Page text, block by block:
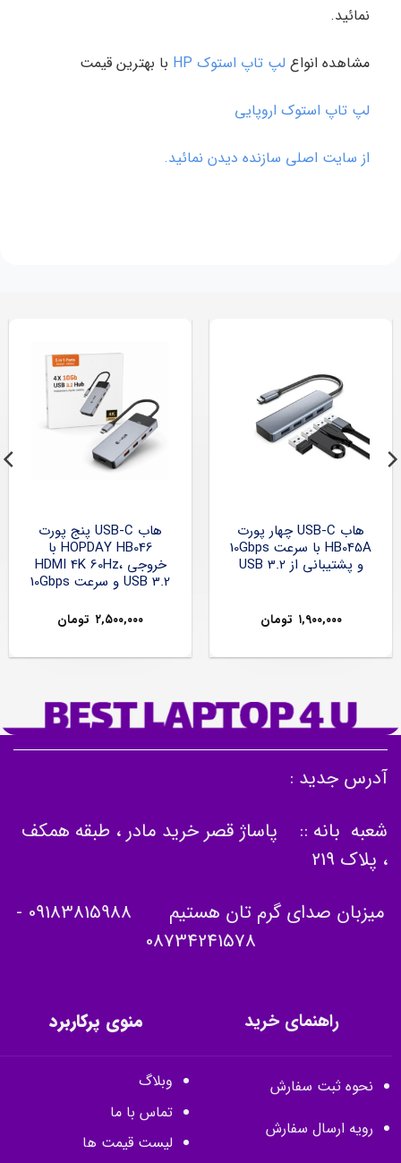
نمائید.
مشاهده انواع لپ تاپ استوک HP با بهترین قیمت
لپ تاپ استوک اروپایی
از سایت اصلی سازنده دیدن نمائید.
هاب USB-C چهار پورت
HB045A با سرعت 10Gbps
و پشتیبانی از USB 3.2
۱,۹۰۰,۰۰۰ تومان
هاب USB-C پنج پورت
HOPDAY HB046 با
خروجی HDMI 4K 60Hz،
USB 3.2 و سرعت 10Gbps
۲,۵۰۰,۰۰۰ تومان
آدرس جدید :
شعبه بانه :: پاساژ قصر خرید مادر ، طبقه همکف
، پلاک 219
میزبان صدای گرم تان هستیم 09183815988
-
08734241578
راهنمای خرید
نحوه ثبت سفارش
رویه ارسال سفارش
منوی پرکاربرد
وبلاگ
تماس با ما
لیست قیمت ها